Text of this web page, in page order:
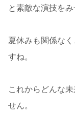
と素敵な演技を
夏休みも関係な
すね。
これからどんな
せん。